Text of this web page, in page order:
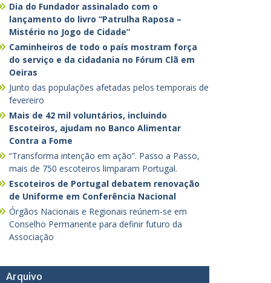
Dia do Fundador assinalado com o
lançamento do livro “Patrulha Raposa –
Mistério no Jogo de Cidade”
Caminheiros de todo o país mostram força
do serviço e da cidadania no Fórum Clã em
Oeiras
Junto das populações afetadas pelos temporais de
fevereiro
Mais de 42 mil voluntários, incluindo
Escoteiros, ajudam no Banco Alimentar
Contra a Fome
“Transforma intenção em ação”. Passo a Passo,
mais de 750 escoteiros limparam Portugal.
Escoteiros de Portugal debatem renovação
de Uniforme em Conferência Nacional
Órgãos Nacionais e Regionais reúnem-se em
Conselho Permanente para definir futuro da
Associação
Arquivo